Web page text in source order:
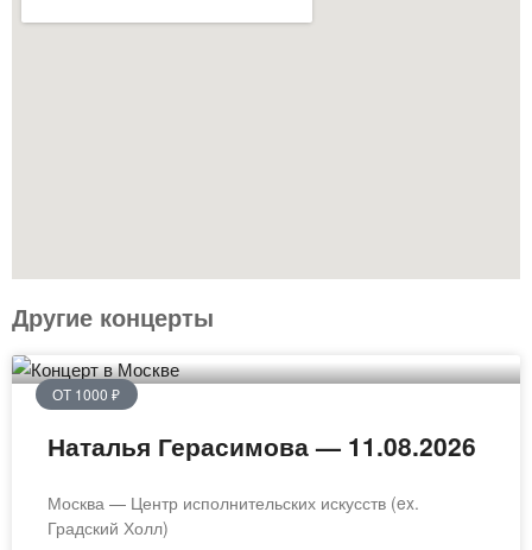
Другие концерты
ОТ 1000 ₽
Наталья Герасимова — 11.08.2026
Москва — Центр исполнительских искусств (ex.
Градский Холл)